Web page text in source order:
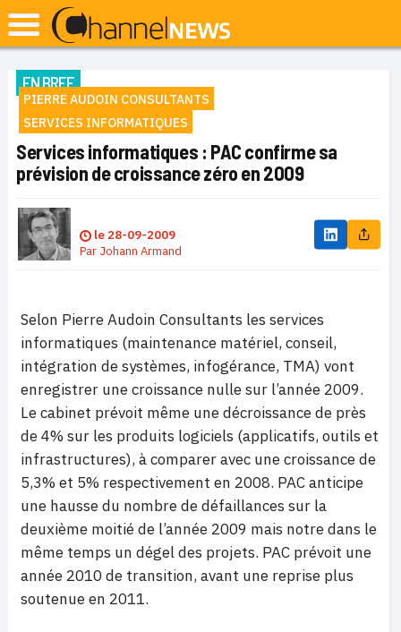
EN BREF
PIERRE AUDOIN CONSULTANTS
SERVICES INFORMATIQUES
Services informatiques : PAC confirme sa
prévision de croissance zéro en 2009
le 28-09-2009
Par Johann Armand
Selon Pierre Audoin Consultants les services
informatiques (maintenance matériel, conseil,
intégration de systèmes, infogérance, TMA) vont
enregistrer une croissance nulle sur l’année 2009.
Le cabinet prévoit même une décroissance de près
de 4% sur les produits logiciels (applicatifs, outils et
infrastructures), à comparer avec une croissance de
5,3% et 5% respectivement en 2008. PAC anticipe
une hausse du nombre de défaillances sur la
deuxième moitié de l’année 2009 mais notre dans le
même temps un dégel des projets. PAC prévoit une
année 2010 de transition, avant une reprise plus
soutenue en 2011.